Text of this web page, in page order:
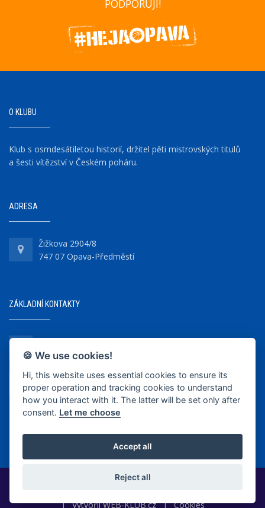
PODPORUJÍ!
O KLUBU
Klub s osmdesátiletou historií, držitel pěti mistrovských titulů
a šesti vítězství v Českém poháru.
ADRESA
Žižkova 2904/8
747 07 Opava-Předměstí
ZÁKLADNÍ KONTAKTY
+420 737 218 679
info@bkopava.cz
www.bkopava.cz
| VytvořilWEB-KLUB.cz | Cookies
🍪 We use cookies!
Hi, this website uses essential cookies to ensure its
proper operation and tracking cookies to understand
how you interact with it. The latter will be set only after
consent. Let me choose
Accept all
Reject all